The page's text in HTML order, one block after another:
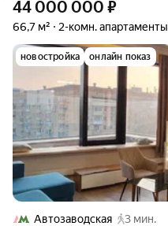
44 000 000 ₽
66,7 м² 2-комн. апартаменты
новостройка онлайн показ
Автозаводская
3 мин.